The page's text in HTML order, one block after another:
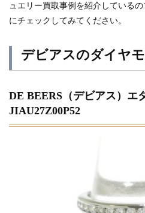
ュエリー買取事例を紹介している
にチェックしてみてください。
デビアスのダイヤ
DE BEERS（デビアス）エ
JIAU27Z00P52